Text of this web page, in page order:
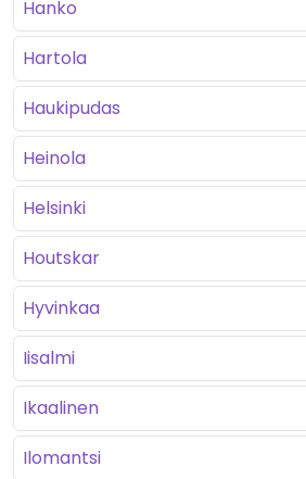
Hanko
Hartola
Haukipudas
Heinola
Helsinki
Houtskar
Hyvinkaa
Iisalmi
Ikaalinen
Ilomantsi